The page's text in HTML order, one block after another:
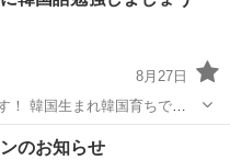
8月27日
軽でアットホームな雰囲気
ネイティブ
のお知らせ